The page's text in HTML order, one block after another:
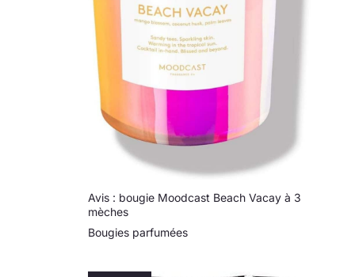
éthique
contemporaine,
APOTHEKE estime
que la simplicité est
l'expression ultime
du luxe.
Avis : bougie Moodcast Beach Vacay à 3
mèches
Bougies parfumées